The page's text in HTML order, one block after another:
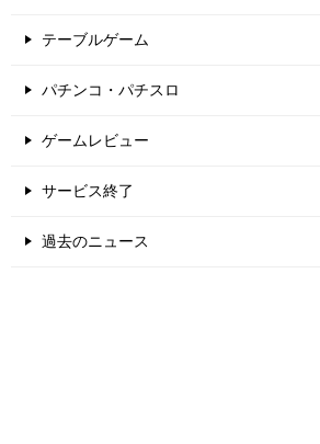
テーブルゲーム
パチンコ・パチスロ
ゲームレビュー
サービス終了
過去のニュース